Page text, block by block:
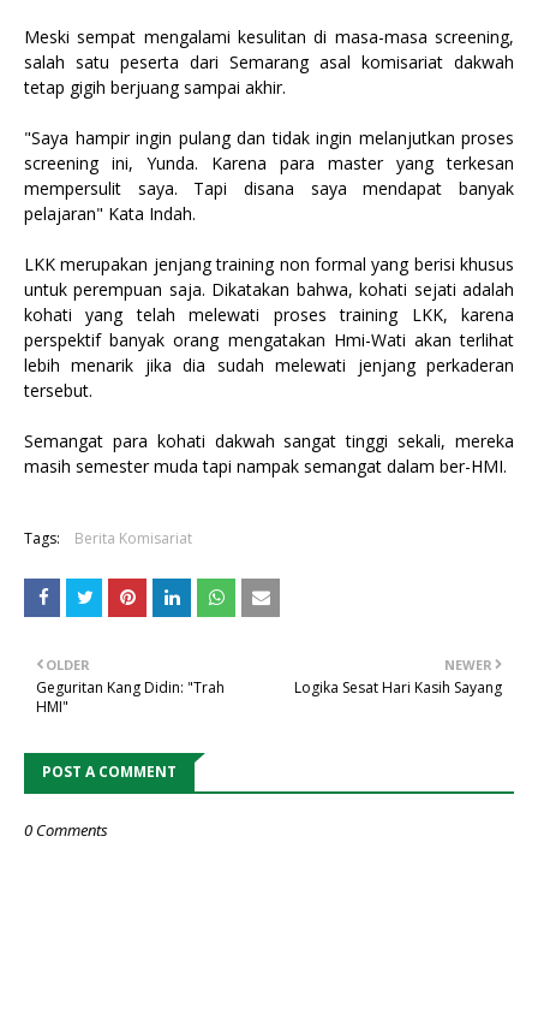
Meski sempat mengalami kesulitan di masa-masa screening,
salah satu peserta dari Semarang asal komisariat dakwah
tetap gigih berjuang sampai akhir.
"Saya hampir ingin pulang dan tidak ingin melanjutkan proses
screening ini, Yunda. Karena para master yang terkesan
mempersulit saya. Tapi disana saya mendapat banyak
pelajaran" Kata Indah.
LKK merupakan jenjang training non formal yang berisi khusus
untuk perempuan saja. Dikatakan bahwa, kohati sejati adalah
kohati yang telah melewati proses training LKK, karena
perspektif banyak orang mengatakan Hmi-Wati akan terlihat
lebih menarik jika dia sudah melewati jenjang perkaderan
tersebut.
Semangat para kohati dakwah sangat tinggi sekali, mereka
masih semester muda tapi nampak semangat dalam ber-HMI.
Tags: Berita Komisariat
NEWER
Logika Sesat Hari Kasih Sayang
OLDER
Geguritan Kang Didin: "Trah
HMI"
POST A COMMENT
0 Comments